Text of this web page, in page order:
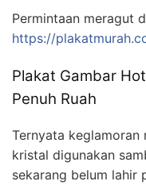
Permintaan meragut
https://
Plakat Gambar
Penuh Ruah
Ternyata
kristal digunakan
sekarang belum lahir